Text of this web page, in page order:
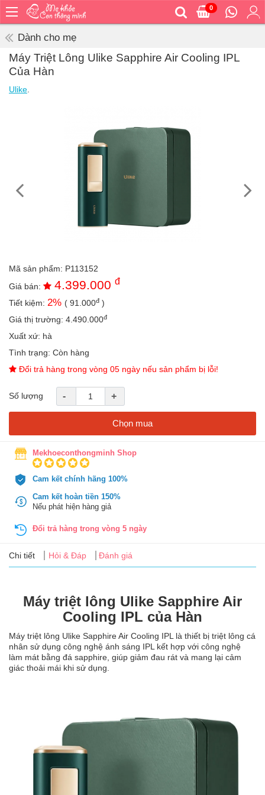
0
Bé
ăn
vệ
ngoài
an
toàn
Bé
tắm
Bé
mà
học
cho
bố
dùng
nhà
Tin
Dành cho mẹ
Máy Triệt Lông Ulike Sapphire Air Cooling IPL
Của Hàn
Ulike
Mã sản phẩm: P113152
Giá bán:
4.399.000 đ
Tiết kiệm: 2% ( 91.000đ )
Giá thị trường: 4.490.000đ
Xuất xứ: hà
Tình trạng: Còn hàng
Đổi trả hàng trong vòng 05 ngày nếu sản phẩm bị lỗi!
Số lượng - +
Chọn mua
Mekhoeconthongminh Shop
Cam kết chính hãng 100%
Cam kết hoàn tiền 150%
Nếu phát hiện hàng giả
Đổi trả hàng trong vòng 5 ngày
Chi tiết Hỏi & Đáp Đánh giá
Máy triệt lông Ulike Sapphire Air
Cooling IPL của Hàn
Máy triệt lông Ulike Sapphire Air Cooling IPL là thiết bị triệt lông cá
nhân sử dụng công nghệ ánh sáng IPL kết hợp với công nghệ
làm mát bằng đá sapphire, giúp giảm đau rát và mang lại cảm
giác thoải mái khi sử dụng.